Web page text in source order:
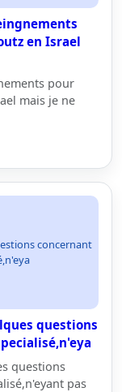
en Israel
pour
mais je ne
concernant
questions
questions
pas